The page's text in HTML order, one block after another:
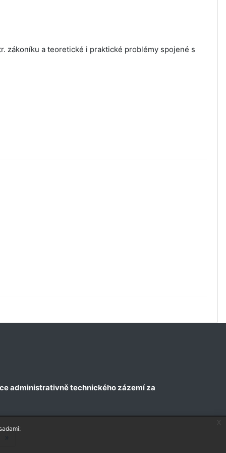
zákoníku a teoretické i praktické problémy spojené s
administrativně technického zázemí za